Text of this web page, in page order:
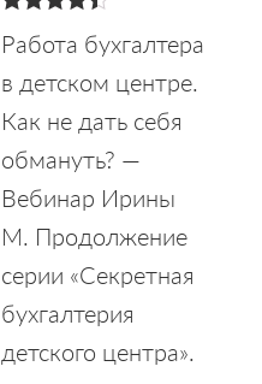
4.40
из 5
Работа бухгалтера
в детском центре.
Как не дать себя
обмануть? —
Вебинар Ирины
М. Продолжение
серии «Секретная
бухгалтерия
детского центра».